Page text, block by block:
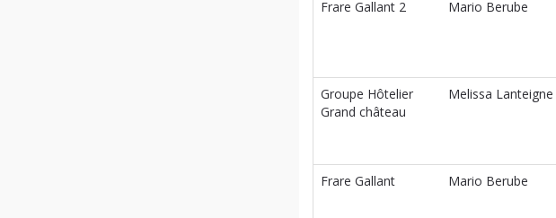
Frare Gallant 2 Mario Berube
Groupe Hôtelier
Grand château
Melissa Lanteigne
Frare Gallant Mario Berube